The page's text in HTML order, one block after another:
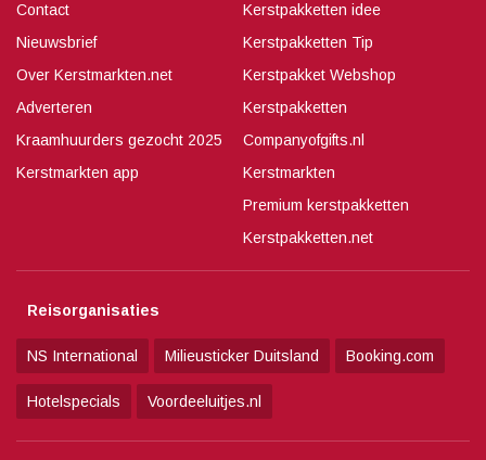
Contact
Nieuwsbrief
Over Kerstmarkten.net
Adverteren
Kraamhuurders gezocht 2025
Kerstmarkten app
Kerstpakketten idee
Kerstpakketten Tip
Kerstpakket Webshop
Kerstpakketten
Companyofgifts.nl
Kerstmarkten
Premium kerstpakketten
Kerstpakketten.net
Reisorganisaties
NS International Milieusticker Duitsland Booking.com
Hotelspecials Voordeeluitjes.nl